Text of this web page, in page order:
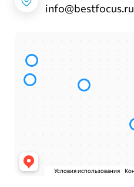
info@bestfocus.ru